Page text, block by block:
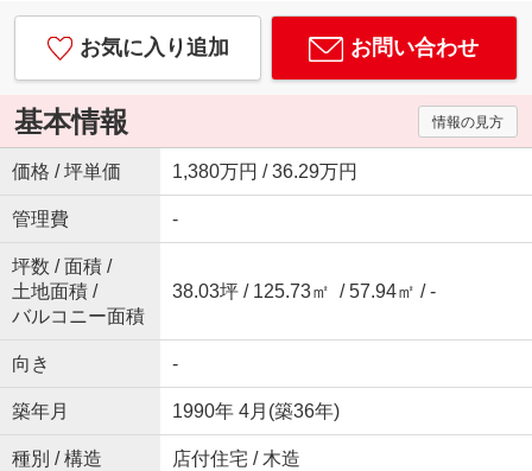
お気に入り追加 お問い合わせ
基本情報 情報の見方
価格 / 坪単価 1,380万円 / 36.29万円
管理費 -
坪数 / 面積 /
土地面積 /
バルコニー面積
38.03坪 / 125.73㎡ / 57.94㎡ / -
向き -
築年月 1990年 4月(築36年)
種別 / 構造 店付住宅 / 木造